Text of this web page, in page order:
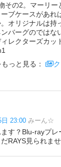
その2。マーリー
ブケースがあれ
オリジナルは持
バーグのではな
レクターズカッ
っと見る：
日 23:00 みーん☆
す？Blu-rayプ
RAYS見られま